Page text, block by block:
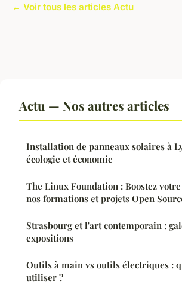
← Voir tous les articles Actu
Actu — Nos autres articles
Installation de panneaux solaires à
écologie et économie
The Linux Foundation : Boostez
nos formations et projets Open
Strasbourg et l'art contemporain :
expositions
Outils à main vs outils électriques :
utiliser ?